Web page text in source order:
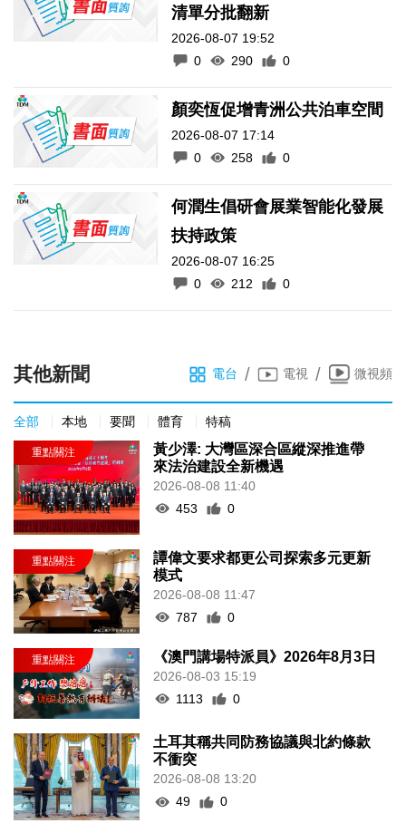
清單分批翻新
2026-08-07 19:52
0
290 0
顏奕恆促增青洲公共泊車空間
2026-08-07 17:14
0
258 0
何潤生倡研會展業智能化發展
扶持政策
2026-08-07 16:25
0
212 0
其他新聞 電台 / 電視 / 微視頻
全部 本地 要聞 體育 特稿
黃少澤: 大灣區深合區縱深推進帶
來法治建設全新機遇
2026-08-08 11:40
453
0
譚偉文要求都更公司探索多元更新
模式
2026-08-08 11:47
787
0
《澳門講場特派員》2026年8月3日
2026-08-03 15:19
1113
0
土耳其稱共同防務協議與北約條款
不衝突
2026-08-08 13:20
49
0